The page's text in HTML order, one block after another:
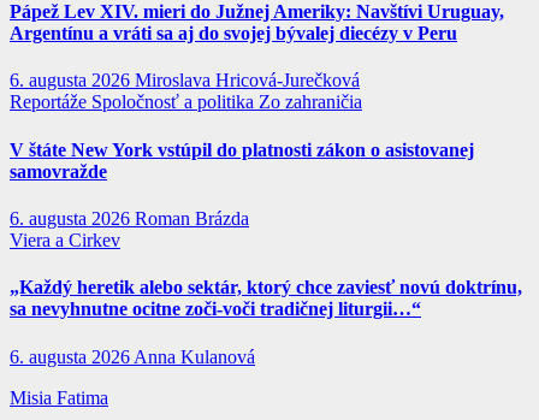
Pápež Lev XIV. mieri do Južnej Ameriky: Navštívi Uruguay,
Argentínu a vráti sa aj do svojej bývalej diecézy v Peru
6. augusta 2026 Miroslava Hricová-Jurečková
Reportáže Spoločnosť a politika Zo zahraničia
V štáte New York vstúpil do platnosti zákon o asistovanej
samovražde
6. augusta 2026 Roman Brázda
Viera a Cirkev
„Každý heretik alebo sektár, ktorý chce zaviesť novú doktrínu,
sa nevyhnutne ocitne zoči-voči tradičnej liturgii…“
6. augusta 2026 Anna Kulanová
Misia Fatima